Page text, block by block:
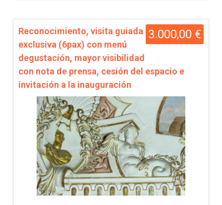
3.000,00 €
Reconocimiento, visita guiada
exclusiva (6pax) con menú
degustación, mayor visibilidad
con nota de prensa, cesión del espacio e
invitación a la inauguración